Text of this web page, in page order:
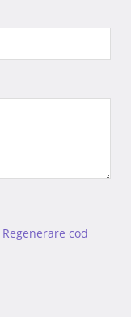
Regenerare cod